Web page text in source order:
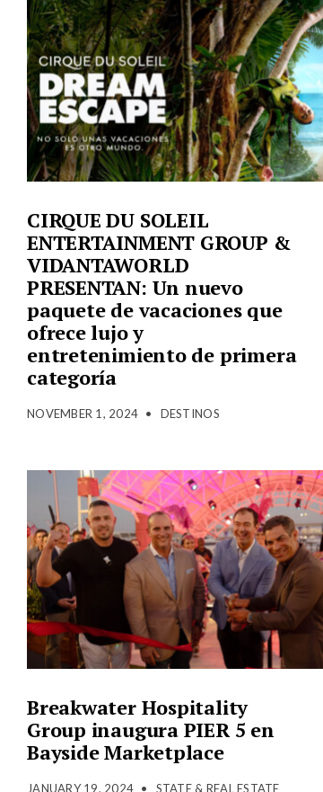
CIRQUE DU SOLEIL
ENTERTAINMENT GROUP &
VIDANTAWORLD
PRESENTAN: Un nuevo
paquete de vacaciones que
ofrece lujo y
entretenimiento de primera
categoría
NOVEMBER 1, 2024 • DESTINOS
Breakwater Hospitality
Group inaugura PIER 5 en
Bayside Marketplace
JANUARY 19, 2024 • STATE & REAL ESTATE